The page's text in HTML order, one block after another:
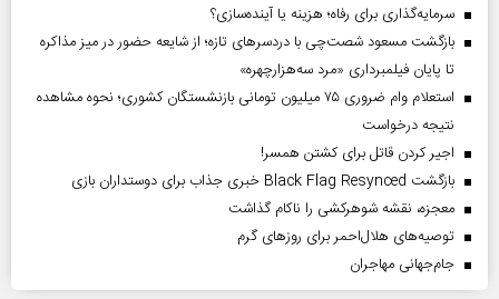
سرمایه‌گذاری برای رفاه؛ هزینه یا آینده‌سازی؟
بازگشت مسعود شصت‌چی با دردسر‌های تازه؛ از شایعه حضور در میز مذاکره
تا پایان فیلمبرداری «مرد سه‌هزارچهره»
استعلام وام ضروری ۷۵ میلیون تومانی بازنشستگان کشوری؛ نحوه مشاهده
نتیجه درخواست
اجیر کردن قاتل برای کشتن همسر!
بازگشت Black Flag Resynced خبری جذاب برای دوستداران بازی
معجزه، نقشه شوهرکشی را ناکام گذاشت
توصیه‌های هلال‌احمر برای روز‌های گرم
جام‌جهانی مهاجران